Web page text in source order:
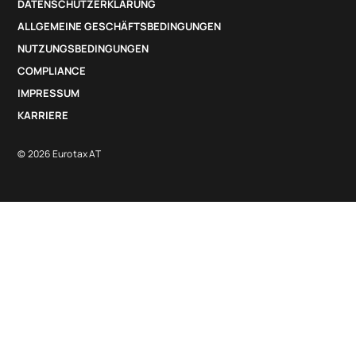
sofort per Mail. Alternativ kann der Verkäufer
das Dokument erstellen und ausdrucken. Die
Historie bietet volle Transparenz über den
Vorgang und die Angebotspreise.
DATENSCHUTZERKLÄRUNG
ALLGEMEINE GESCHÄFTSBEDINGUNGEN
NUTZUNGSBEDINGUNGEN
COMPLIANCE
IMPRESSUM
KARRIERE
© 2026 Eurotax AT